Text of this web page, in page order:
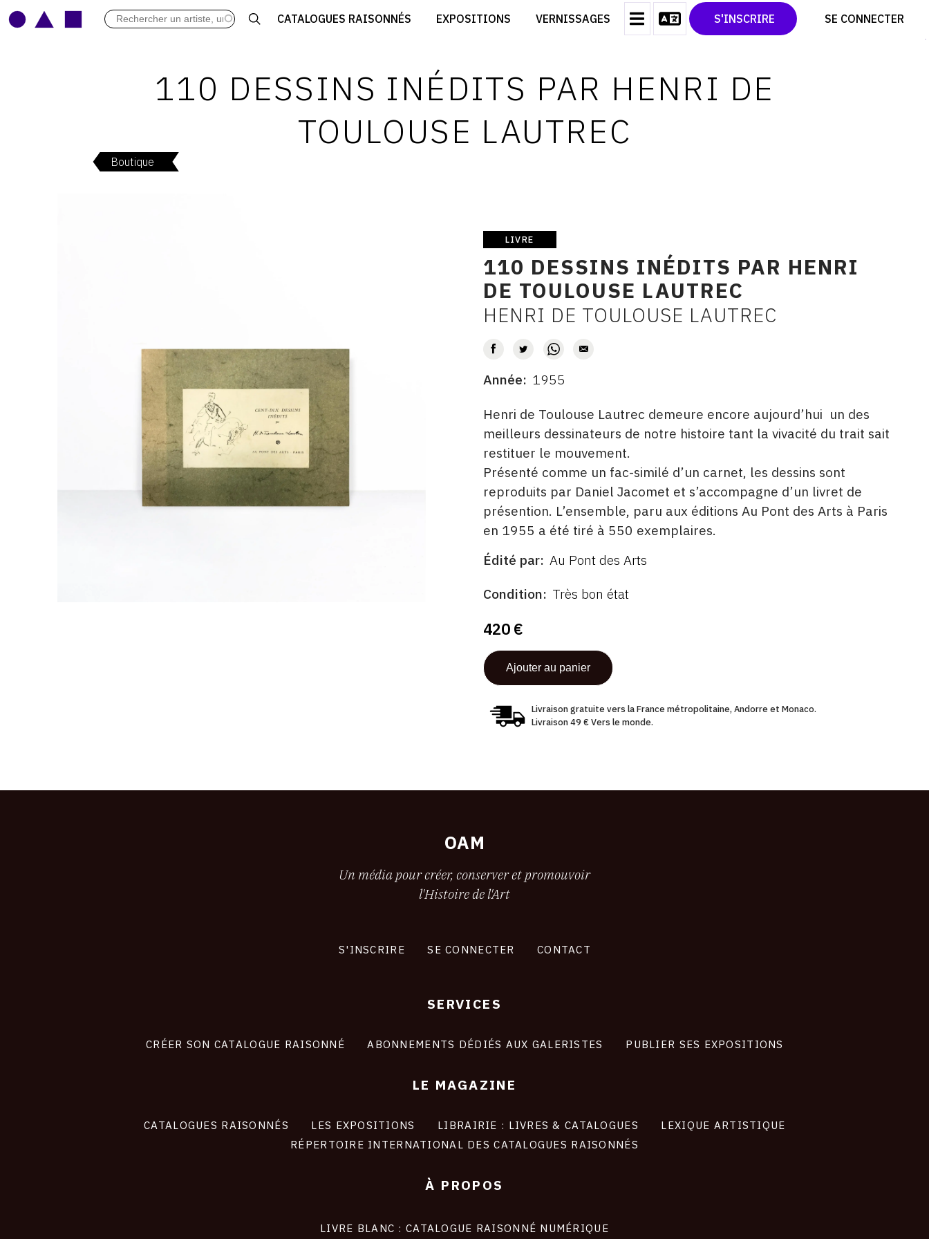
CATALOGUES RAISONNÉS EXPOSITIONS VERNISSAGES S'INSCRIRE SE CONNECTER
ARCHIVES DES EXPOSITIONS
LEXIQUE ARTISTIQUE
CRÉER SON CATALOGUE D'EXPO
DEVENIR CONTRIBUTEUR
CONTACT
CGU
TWITTER
PINTEREST
110 DESSINS INÉDITS PAR HENRI DE
TOULOUSE LAUTREC
Boutique
Livre
LIVRE
110 DESSINS INÉDITS PAR HENRI
DE TOULOUSE LAUTREC
AUTEUR
HENRI DE TOULOUSE LAUTREC
DATE
Année 1955
DESCRITPTION
Henri de Toulouse Lautrec demeure encore aujourd’hui un des
meilleurs dessinateurs de notre histoire tant la vivacité du trait sait
restituer le mouvement.
Présenté comme un fac-similé d’un carnet, les dessins sont
reproduits par Daniel Jacomet et s’accompagne d’un livret de
présention. L’ensemble, paru aux éditions Au Pont des Arts à Paris
en 1955 a été tiré à 550 exemplaires.
ÉDITÉ
Édité par Au Pont des Arts
FORMAT
ÉTAT
Condition Très bon état
420 €
Livraison gratuite vers la France métropolitaine, Andorre et Monaco.
Livraison 49 € Vers le monde.
OAM
Un média pour créer, conserver et promouvoir
l'Histoire de l'Art
S'INSCRIRE SE CONNECTER CONTACT
SERVICES
CRÉER SON CATALOGUE RAISONNÉ ABONNEMENTS DÉDIÉS AUX GALERISTES PUBLIER SES EXPOSITIONS
LE MAGAZINE
CATALOGUES RAISONNÉS LES EXPOSITIONS LIBRAIRIE : LIVRES & CATALOGUES
LEXIQUE ARTISTIQUE
RÉPERTOIRE INTERNATIONAL DES CATALOGUES RAISONNÉS
À PROPOS
LIVRE BLANC : CATALOGUE RAISONNÉ NUMÉRIQUE